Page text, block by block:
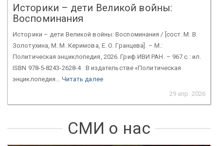
Историки – дети Великой войны:
Воспоминания
Историки – дети Великой войны: Воспоминания / [сост. М. В.
Золотухина, М. М. Керимова, Е. О. Гранцева]. – М.:
Политическая энциклопедия, 2026. Гриф ИВИ РАН. – 967 с.: ил.
ISBN 978-5-8243-2628-4 В издательстве «Политическая
энциклопедия... Читать далее
29 апр. 2026
СМИ о нас